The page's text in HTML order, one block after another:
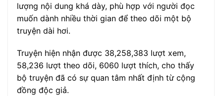
lượng nội dung khá dày, phù hợp với người đọc
muốn dành nhiều thời gian để theo dõi một bộ
truyện dài hơi.
Truyện hiện nhận được 38,258,383 lượt xem,
58,236 lượt theo dõi, 6060 lượt thích, cho thấy
bộ truyện đã có sự quan tâm nhất định từ cộng
đồng độc giả.